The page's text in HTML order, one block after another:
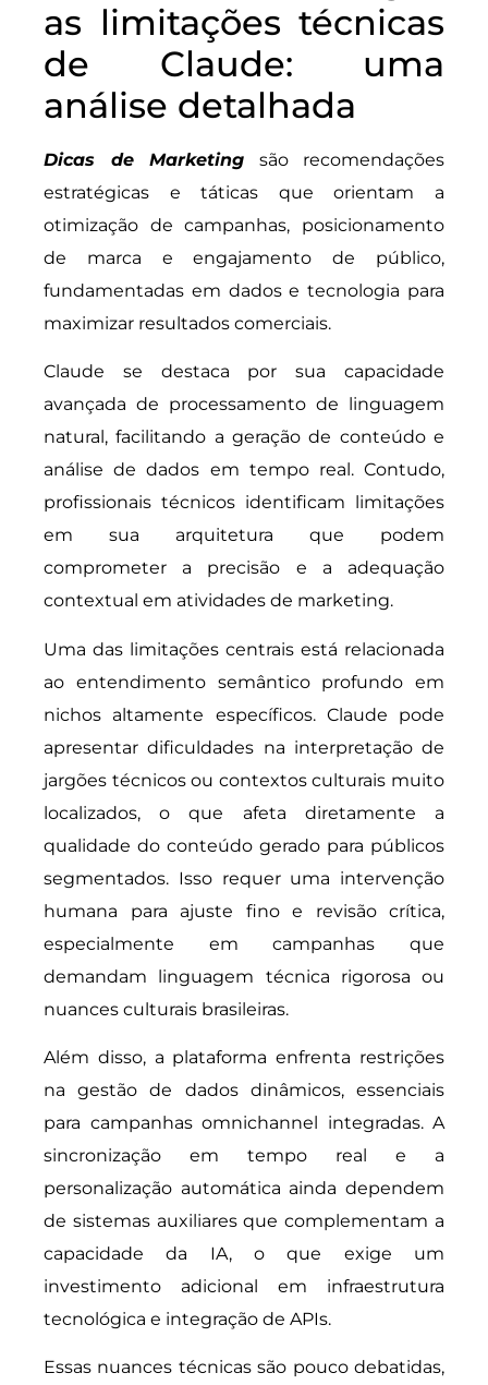
as limitações técnicas
de Claude: uma
análise detalhada
Dicas de Marketing são recomendações
estratégicas e táticas que orientam a
otimização de campanhas, posicionamento
de marca e engajamento de público,
fundamentadas em dados e tecnologia para
maximizar resultados comerciais.
Claude se destaca por sua capacidade
avançada de processamento de linguagem
natural, facilitando a geração de conteúdo e
análise de dados em tempo real. Contudo,
profissionais técnicos identificam limitações
em sua arquitetura que podem
comprometer a precisão e a adequação
contextual em atividades de marketing.
Uma das limitações centrais está relacionada
ao entendimento semântico profundo em
nichos altamente específicos. Claude pode
apresentar dificuldades na interpretação de
jargões técnicos ou contextos culturais muito
localizados, o que afeta diretamente a
qualidade do conteúdo gerado para públicos
segmentados. Isso requer uma intervenção
humana para ajuste fino e revisão crítica,
especialmente em campanhas que
demandam linguagem técnica rigorosa ou
nuances culturais brasileiras.
Além disso, a plataforma enfrenta restrições
na gestão de dados dinâmicos, essenciais
para campanhas omnichannel integradas. A
sincronização em tempo real e a
personalização automática ainda dependem
de sistemas auxiliares que complementam a
capacidade da IA, o que exige um
investimento adicional em infraestrutura
tecnológica e integração de APIs.
Essas nuances técnicas são pouco debatidas,